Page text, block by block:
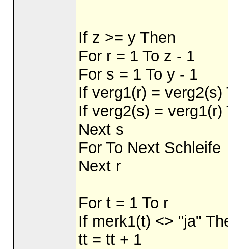
If z >= y Then
For r = 1 To z - 1
For s = 1 To y - 1
If verg1(r) =
If verg2(s) =
Next s
For To Next Schleife
Next r
For t = 1 To r
If merk1(t) <> "ja"
tt = tt + 1